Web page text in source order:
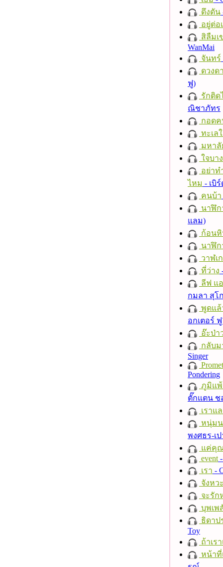
ดึงดัน
อยู่ต่อ
สิลืมเ
WanMai
จันทร์
ดวงด
ฟู)
รักติด
ณิชาภัทร
กอดค
ทะเล
มหาลั
ใจบาง
อย่าท
ไหม - เบิ
คนบ้า
นาฬิก
แลม)
ก้อน
นาฬิก
วาฬเ
ที่ว่าง
ลีฟ แอ
กมลา สุโ
พูดแล้
อกเตอร์
อ๊ะป่า
กลับม
Singer
Pondering
ภูมิแพ้
ตั๊กแตน ช
เราแ
หนุ่มน
พงศธร-เ
แค่คุ
event
เรา -
จังหว
จะรัก
บุพเพ
ธิดาป
Toy
ถ้าเร
หน้าที่